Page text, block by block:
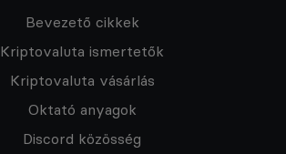
Bevezető cikkek
Kriptovaluta ismertetők
Kriptovaluta vásárlás
Oktató anyagok
Discord közösség